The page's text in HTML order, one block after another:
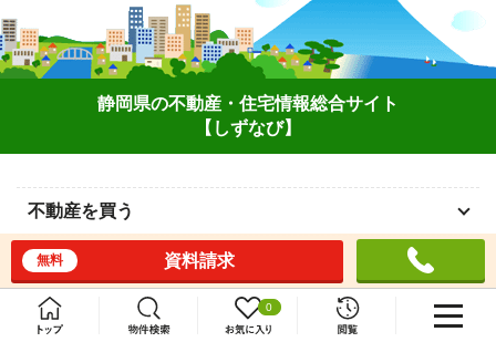
0
静岡県の不動産・住宅情報総合サイト
【しずなび】
不動産を買う
不動産を売る
老人ホーム検索
資料請求
無料